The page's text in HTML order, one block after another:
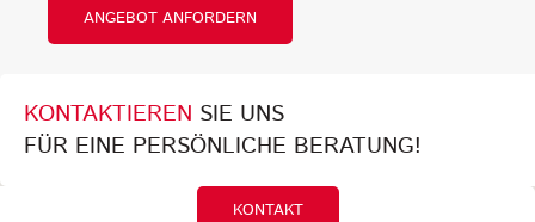
ANGEBOT ANFORDERN
KONTAKTIEREN SIE UNS
FÜR EINE PERSÖNLICHE BERATUNG!
KONTAKT